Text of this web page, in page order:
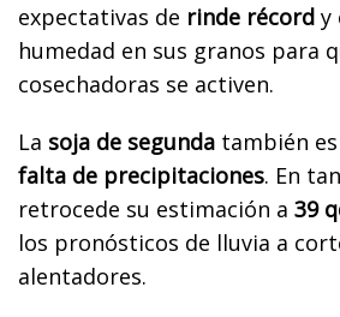
expectativas de rinde récord y
humedad en sus granos para
cosechadoras se activen.
La soja de segunda también
falta de precipitaciones. En
retrocede su estimación a 39
los pronósticos de lluvia a
alentadores.